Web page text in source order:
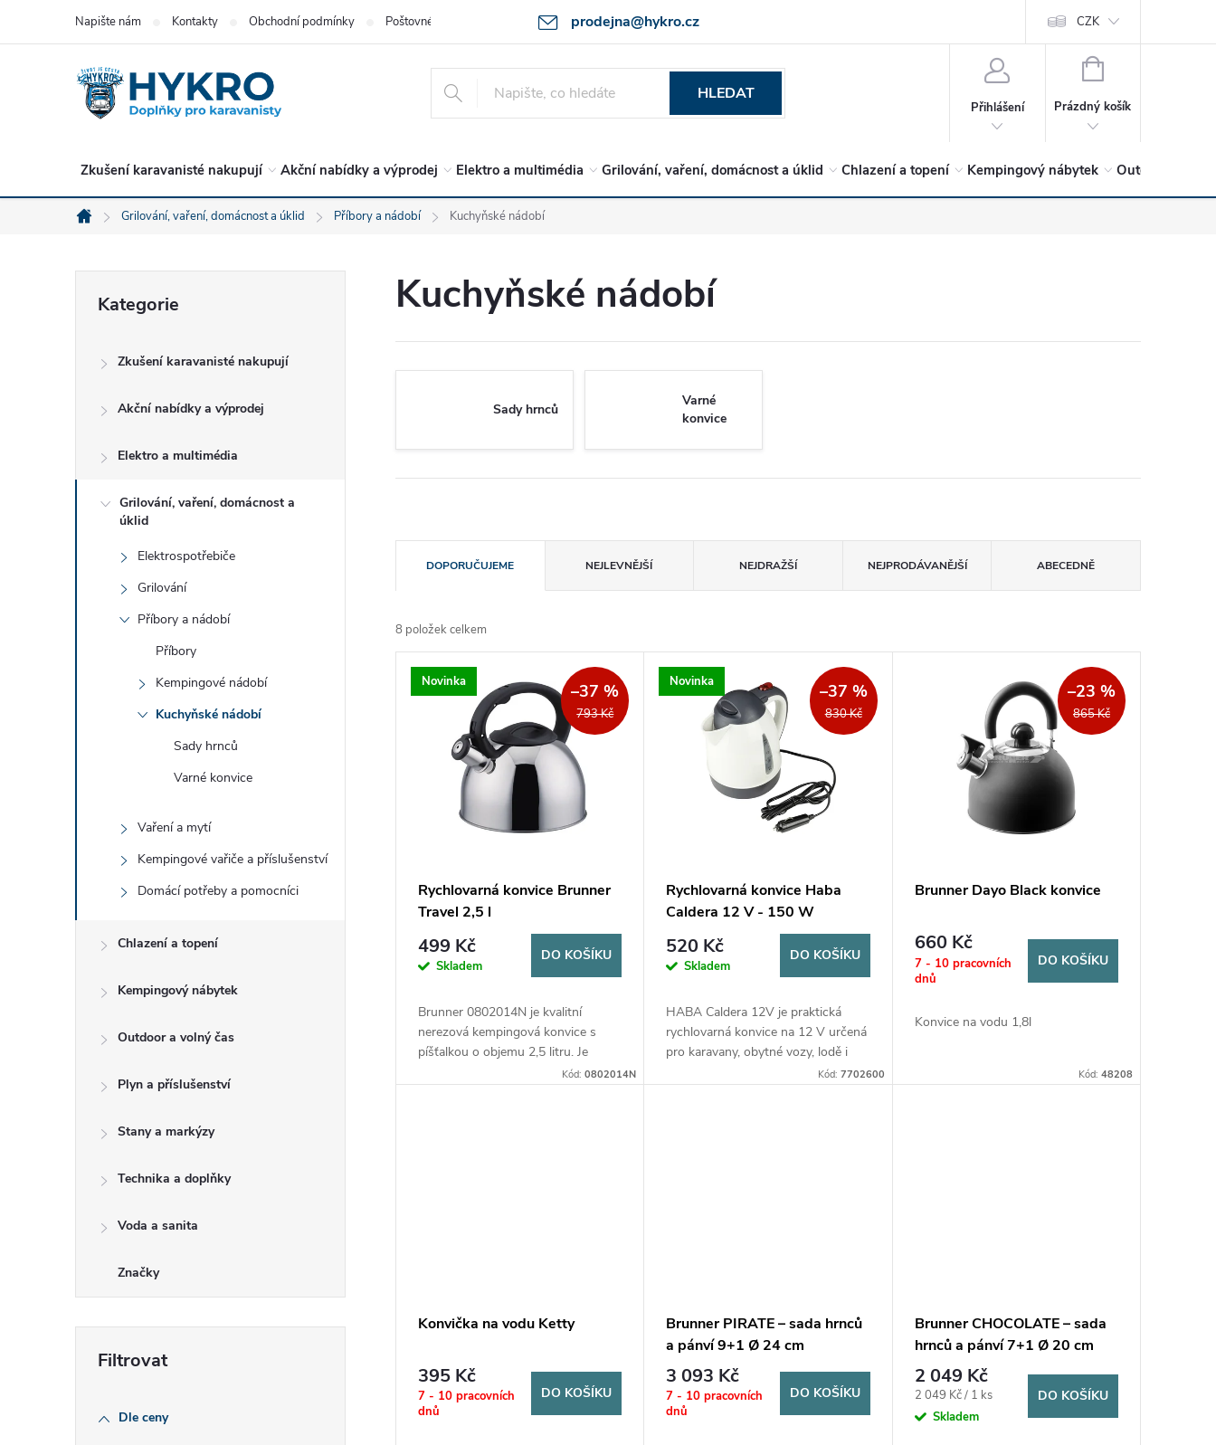
prodejna@hykro.cz
Napište nám Kontakty Obchodní podmínky Poštovné Ochrana osob. údajů - GDPR Postup při reklamaci -jak zboží vrátit? O společnosti Hodnocení obchodu
CZK
HLEDAT
Přihlášení
NÁKUPNÍ
Prázdný košík
Zkušení karavanisté nakupují Akční nabídky a výprodej Elektro a multimédia Grilování, vaření, domácnost a úklid Chlazení a topení Kempingový nábytek Outdoor a
Domů
Grilování, vaření, domácnost a úklid Příbory a nádobí Kuchyňské nádobí
r
kategorie
Kategorie
Zkušení karavanisté nakupují
Akční nabídky a výprodej
Elektro a multimédia
Grilování, vaření, domácnost a
úklid
Elektrospotřebiče
Grilování
Příbory a nádobí
Příbory
Kempingové nádobí
Kuchyňské nádobí
Sady hrnců
Varné konvice
Vaření a mytí
Kempingové vařiče a příslušenství
Domácí potřeby a pomocníci
Chlazení a topení
Kempingový nábytek
Outdoor a volný čas
Plyn a příslušenství
Stany a markýzy
Technika a doplňky
Voda a sanita
Značky
Dle ceny
Kuchyňské nádobí
Sady hrnců
Varné
konvice
a
z
e
DOPORUČUJEME NEJLEVNĚJŠÍ NEJDRAŽŠÍ NEJPRODÁVANĚJŠÍ ABECEDNĚ
8 položek celkem
V
u
Novinka
793 Kč
–37 %
Rychlovarná konvice Brunner
Travel 2,5 l
499 Kč
Skladem
DO KOŠÍKU
Brunner 0802014N je kvalitní
nerezová kempingová konvice s
píšťalkou o objemu 2,5 litru. Je
ideální pro karavany, obytné vozy,
Kód:0802014N
Novinka
830 Kč
–37 %
Rychlovarná konvice Haba
Caldera 12 V - 150 W
520 Kč
Skladem
DO KOŠÍKU
HABA Caldera 12V je praktická
rychlovarná konvice na 12 V určená
pro karavany, obytné vozy, lodě i
osobní automobily. Díky objemu 1
Kód: 7702600
865 Kč
–23 %
Brunner Dayo Black konvice
660 Kč
7 - 10 pracovních
dnů
DO KOŠÍKU
Konvice na vodu 1,8l
Kód: 48208
Konvička na vodu Ketty
395 Kč
7 - 10 pracovních
dnů
DO KOŠÍKU
Brunner PIRATE – sada hrnců
a pánví 9+1 Ø 24 cm
3 093 Kč
7 - 10 pracovních
dnů
DO KOŠÍKU
Brunner CHOCOLATE – sada
hrnců a pánví 7+1 Ø 20 cm
2 049 Kč
Měrná
cena:
2 049 Kč / 1 ks
Skladem
DO KOŠÍKU